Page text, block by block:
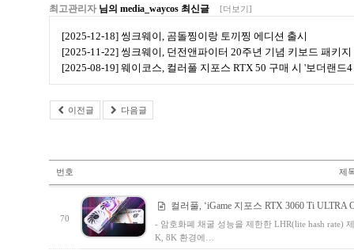
최고관리자 님의 media_waycos 최신글 [더보기]
[2025-12-18] 씽크웨이, 곰돌찡이랑 토끼찡 에디션 출시
[2025-11-22] 씽크웨이, 던전앤파이터 20주년 기념 키보드 패키지
[2025-08-19] 웨이코스, 컬러풀 지포스 RTX 50 구매 시 '보더랜드
이전글 다음글
번호 제
70
컬러풀, ‘iGame 지포스 RTX 3060 Ti ULTRA
- 암호화폐 채굴 성능을 제한한 LHR(lite hash rate)
K, 8K 환경에…